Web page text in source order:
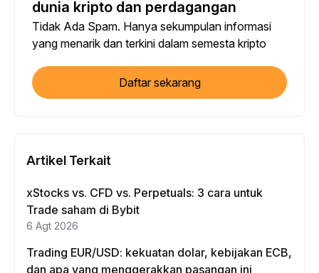
dunia kripto dan perdagangan
Tidak Ada Spam. Hanya sekumpulan informasi
yang menarik dan terkini dalam semesta kripto
Daftar sekarang
Artikel Terkait
xStocks vs. CFD vs. Perpetuals: 3 cara untuk
Trade saham di Bybit
6 Agt 2026
Trading EUR/USD: kekuatan dolar, kebijakan ECB,
dan apa yang menggerakkan pasangan ini